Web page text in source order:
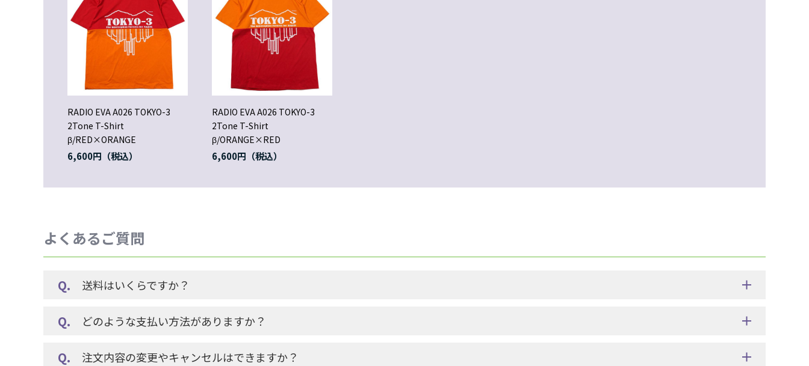
RADIO EVA A026 TOKYO-3
2Tone T-Shirt
β/RED×ORANGE
6,600円
RADIO EVA A026 TOKYO-3
2Tone T-Shirt
β/ORANGE×RED
6,600円
よくあるご質問
送料はいくらですか？
どのような支払い方法がありますか？
注文内容の変更やキャンセルはできますか？